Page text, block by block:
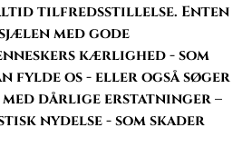
tilfredsstillelse. Enten
med gode
kærlighed - som
fylde os - eller også søger
dårlige erstatninger –
nydelse - som skader